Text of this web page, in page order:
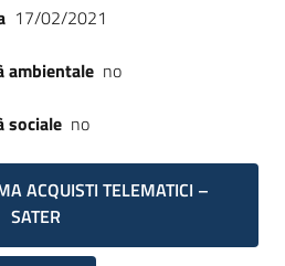
17/02/2021
ambientale no
sociale no
ACQUISTI TELEMATICI –
SATER